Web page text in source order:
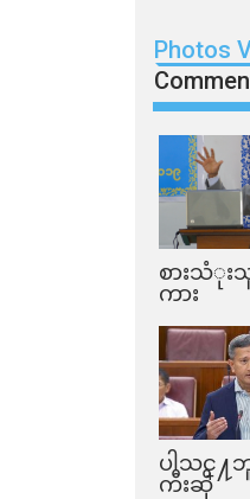
Photos
စားသံုး
ကား
ပါသင္႔ဘူ
ကီးဆို